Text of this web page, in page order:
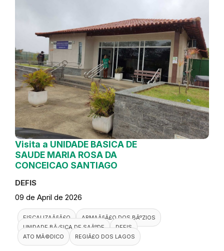
Visita a UNIDADE BASICA DE
SAUDE MARIA ROSA DA
CONCEICAO SANTIAGO
DEFIS
09 de April de 2026
FISCALIZAÃ§Ã£O
ARMAÃ§Ã£O DOS BÃºZIOS
UNIDADE BÃ¡SICA DE SAÃºDE
DEFIS
ATO MÃ©DICO
REGIÃ£O DOS LAGOS